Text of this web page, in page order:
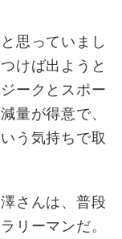
思っていまし
けば出ようと
ークとスポー
量が得意で、
う気持ちで取
さんは、普段
リーマンだ。